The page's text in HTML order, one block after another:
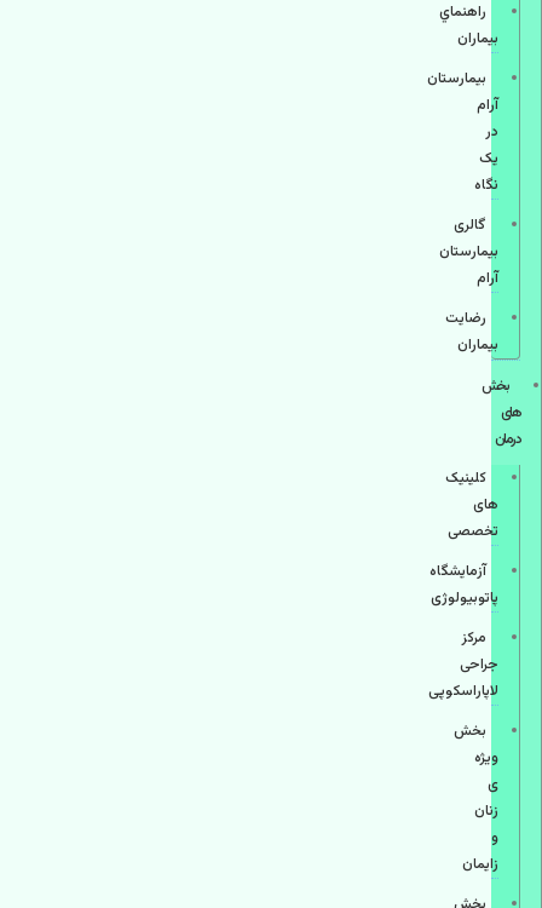
راهنماي
بیماران
بیمارستان
آرام
در
یک
نگاه
گالری
بیمارستان
آرام
رضایت
بیماران
بخش
های
درمان
کلینیک
های
تخصصی
آزمایشگاه
پاتوبیولوژی
مرکز
جراحی
لاپاراسکوپی
بخش
ویژه
ی
زنان
و
زایمان